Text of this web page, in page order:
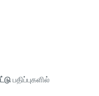
பதிப்புகளில்